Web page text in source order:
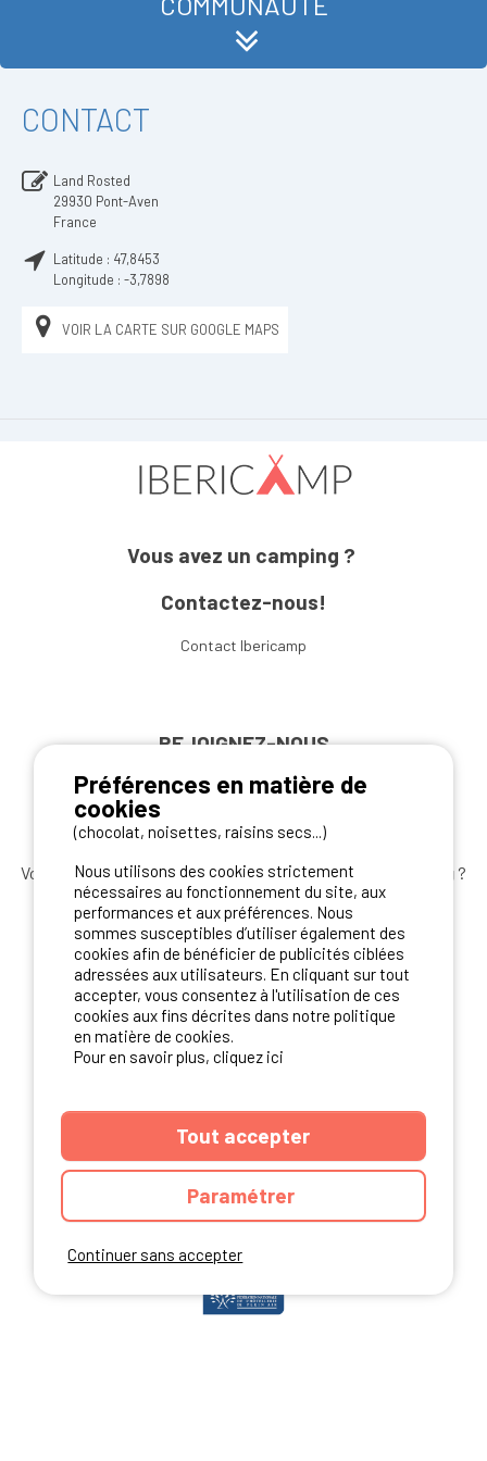
CONTACT
Land Rosted
29930 Pont-Aven
France
Latitude : 47,8453
Longitude : -3,7898
VOIR LA CARTE SUR GOOGLE MAPS
Vous avez un camping ?
Contactez-nous!
Contact Ibericamp
REJOIGNEZ-NOUS
Vous souhaitez bénéficier desmeilleures offres camping ?
Abonnez-vous à la newsletterdès aujourd'hui
S'ABONNER
NOS PARTENAIRES
Continuer sans accepter
Préférences en matière de
cookies
(chocolat, noisettes, raisins secs...)
Nous utilisons des cookies strictement
nécessaires au fonctionnement du site, aux
performances et aux préférences. Nous
sommes susceptibles d’utiliser également des
cookies afin de bénéficier de publicités ciblées
adressées aux utilisateurs. En cliquant sur tout
accepter, vous consentez à l'utilisation de ces
cookies aux fins décrites dans notre politique
en matière de cookies.
Pour en savoir plus, cliquez ici
Tout accepter
Paramétrer